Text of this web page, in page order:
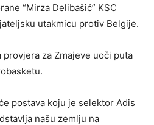
“Mirza Delibašić” KSC
utakmicu protiv Belgije.
za Zmajeve uoči puta
postava koju je selektor Adis
našu zemlju na